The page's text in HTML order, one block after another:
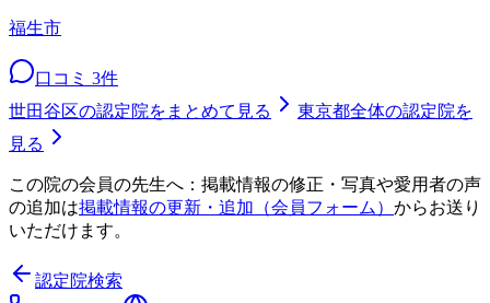
福生市
口コミ 3件
世田谷区の認定院をまとめて見る 東京都全体の認定院を
見る
この院の会員の先生へ：掲載情報の修正・写真や愛用者の声
の追加は掲載情報の更新・追加（会員フォーム） からお送り
いただけます。
認定院検索